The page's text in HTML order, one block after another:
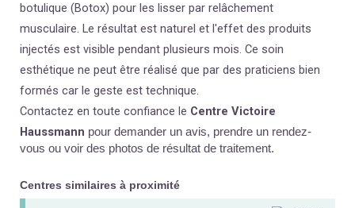
botulique (Botox) pour les lisser par relâchement
musculaire. Le résultat est naturel et l'effet des produits
injectés est visible pendant plusieurs mois. Ce soin
esthétique ne peut être réalisé que par des praticiens bien
formés car le geste est technique.
Contactez en toute confiance le Centre Victoire
Haussmann pour demander un avis, prendre un rendez-
vous ou voir des photos de résultat de traitement.
Centres similaires à proximité